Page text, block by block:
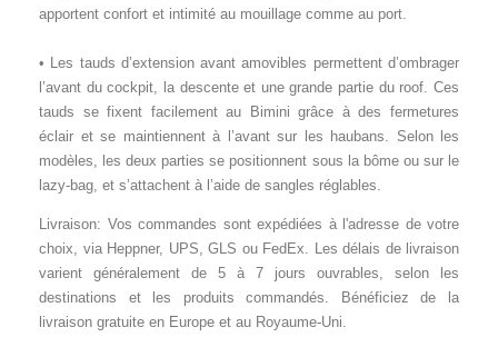
apportent confort et intimité au mouillage comme au port.
• Les tauds d’extension avant amovibles permettent d’ombrager
l’avant du cockpit, la descente et une grande partie du roof. Ces
tauds se fixent facilement au Bimini grâce à des fermetures
éclair et se maintiennent à l’avant sur les haubans. Selon les
modèles, les deux parties se positionnent sous la bôme ou sur le
lazy-bag, et s’attachent à l’aide de sangles réglables.
Livraison: Vos commandes sont expédiées à l'adresse de votre
choix, via Heppner, UPS, GLS ou FedEx. Les délais de livraison
varient généralement de 5 à 7 jours ouvrables, selon les
destinations et les produits commandés. Bénéficiez de la
livraison gratuite en Europe et au Royaume-Uni.